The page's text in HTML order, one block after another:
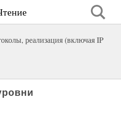
реализация (включая IP